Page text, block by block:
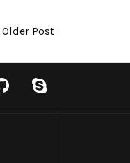
Older Post